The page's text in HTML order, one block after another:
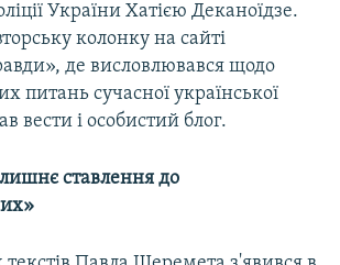
України Хатією Деканоїдзе.
колонку на сайті
де висловлювався щодо
питань сучасної української
вести і особистий блог.
ставлення до